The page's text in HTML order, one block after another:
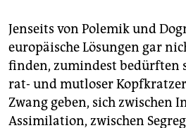
Jenseits von Polemik und
europäische Lösungen gar
finden, zumindest bedürften
rat- und mutloser
Zwang geben, sich zwischen
Assimilation, zwischen